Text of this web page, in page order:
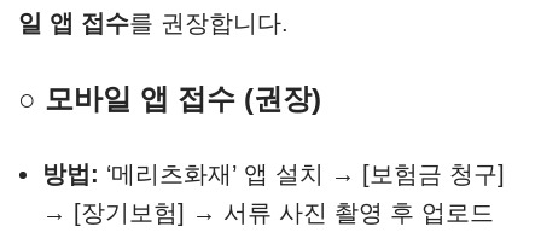
일 앱 접수를 권장합니다.
○ 모바일 앱 접수 (권장)
방법: ‘메리츠화재’ 앱 설치 → [보험금 청구]
→ [장기보험] → 서류 사진 촬영 후 업로드